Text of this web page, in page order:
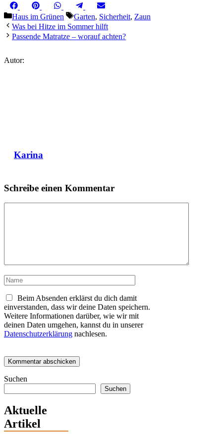
Share
on
FacebookShare
on
Pinterest Share
on
WhatsAppShare
on
TelegramShare
on
Kategorien
Haus im Grünen Schlagwörter
Garten, Sicherheit, Zaun
Was bei Hitze im Sommer hilft
Passende Matratze – worauf achten?
Autor:
Karina
Schreibe einen Kommentar
Name
Beim Absenden erklärst du dich damit
einverstanden, dass wir deine Daten speichern.
Weitere Informationen darüber, wie wir mit
deinen Daten umgehen, kannst du in unserer
Datenschutzerklärung nachlesen.
Suchen
Suchen
Aktuelle
Artikel